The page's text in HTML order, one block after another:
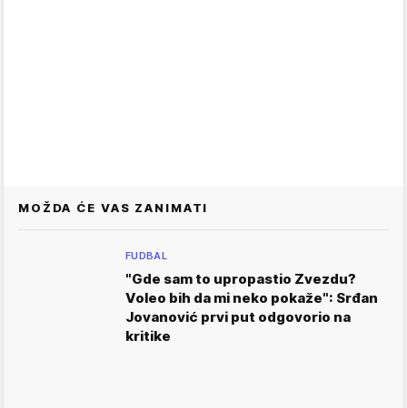
MOŽDA ĆE VAS ZANIMATI
FUDBAL
"Gde sam to upropastio Zvezdu?
Voleo bih da mi neko pokaže": Srđan
Jovanović prvi put odgovorio na
kritike